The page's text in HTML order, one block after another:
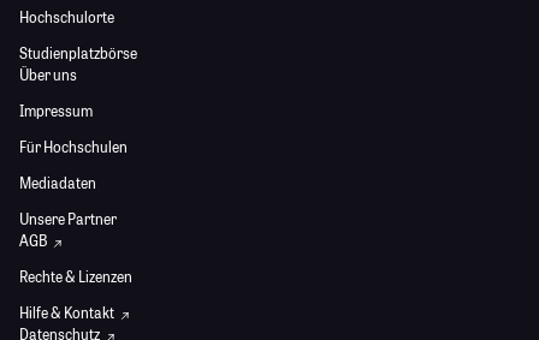
Hochschulorte
Studienplatzbörse
Über uns
Impressum
Für Hochschulen
Mediadaten
Unsere Partner
AGB
Rechte & Lizenzen
Hilfe & Kontakt
Datenschutz